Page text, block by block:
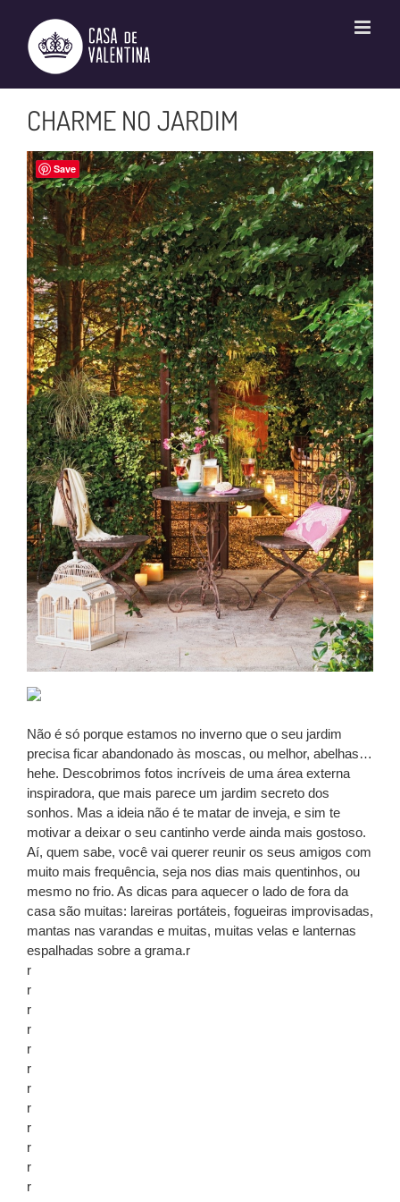
conteúdo
CHARME NO JARDIM
Não é só porque estamos no inverno que o seu jardim
precisa ficar abandonado às moscas, ou melhor, abelhas…
hehe. Descobrimos fotos incríveis de uma área externa
inspiradora, que mais parece um jardim secreto dos
sonhos. Mas a ideia não é te matar de inveja, e sim te
motivar a deixar o seu cantinho verde ainda mais gostoso.
Aí, quem sabe, você vai querer reunir os seus amigos com
muito mais frequência, seja nos dias mais quentinhos, ou
mesmo no frio. As dicas para aquecer o lado de fora da
casa são muitas: lareiras portáteis, fogueiras improvisadas,
mantas nas varandas e muitas, muitas velas e lanternas
espalhadas sobre a grama.r
r
r
r
r
r
r
r
r
r
r
r
r
Save